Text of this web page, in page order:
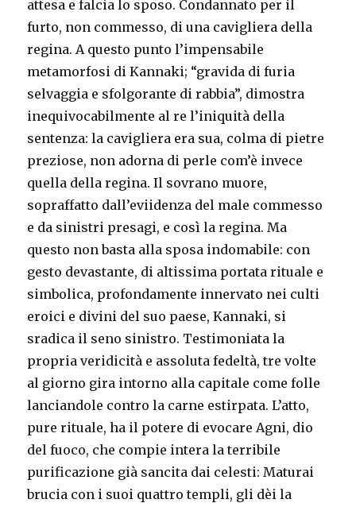
attesa e falcia lo sposo. Condannato per il
furto, non commesso, di una cavigliera della
regina. A questo punto l’impensabile
metamorfosi di Kannaki; “gravida di furia
selvaggia e sfolgorante di rabbia”, dimostra
inequivocabilmente al re l’iniquità della
sentenza: la cavigliera era sua, colma di pietre
preziose, non adorna di perle com’è invece
quella della regina. Il sovrano muore,
sopraffatto dall’eviidenza del male commesso
e da sinistri presagi, e così la regina. Ma
questo non basta alla sposa indomabile: con
gesto devastante, di altissima portata rituale e
simbolica, profondamente innervato nei culti
eroici e divini del suo paese, Kannaki, si
sradica il seno sinistro. Testimoniata la
propria veridicità e assoluta fedeltà, tre volte
al giorno gira intorno alla capitale come folle
lanciandole contro la carne estirpata. L’atto,
pure rituale, ha il potere di evocare Agni, dio
del fuoco, che compie intera la terribile
purificazione già sancita dai celesti: Maturai
brucia con i suoi quattro templi, gli dèi la